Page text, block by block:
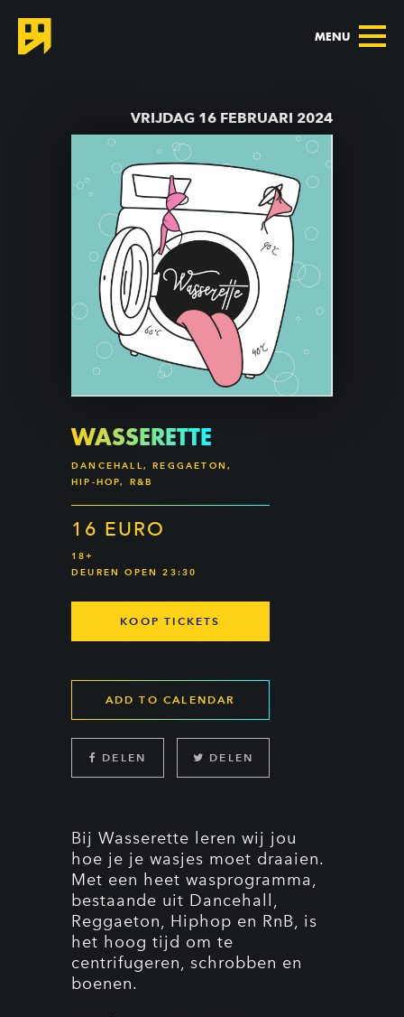
MENU
VRIJDAG 16 FEBRUARI 2024
WASSERETTE
DANCEHALL, REGGAETON,
HIP-HOP, R&B
16 EURO
18+
DEUREN OPEN 23:30
KOOP TICKETS
ADD TO CALENDAR
DELEN DELEN
Bij Wasserette leren wij jou
hoe je je wasjes moet draaien.
Met een heet wasprogramma,
bestaande uit Dancehall,
Reggaeton, Hiphop en RnB, is
het hoog tijd om te
centrifugeren, schrobben en
boenen.